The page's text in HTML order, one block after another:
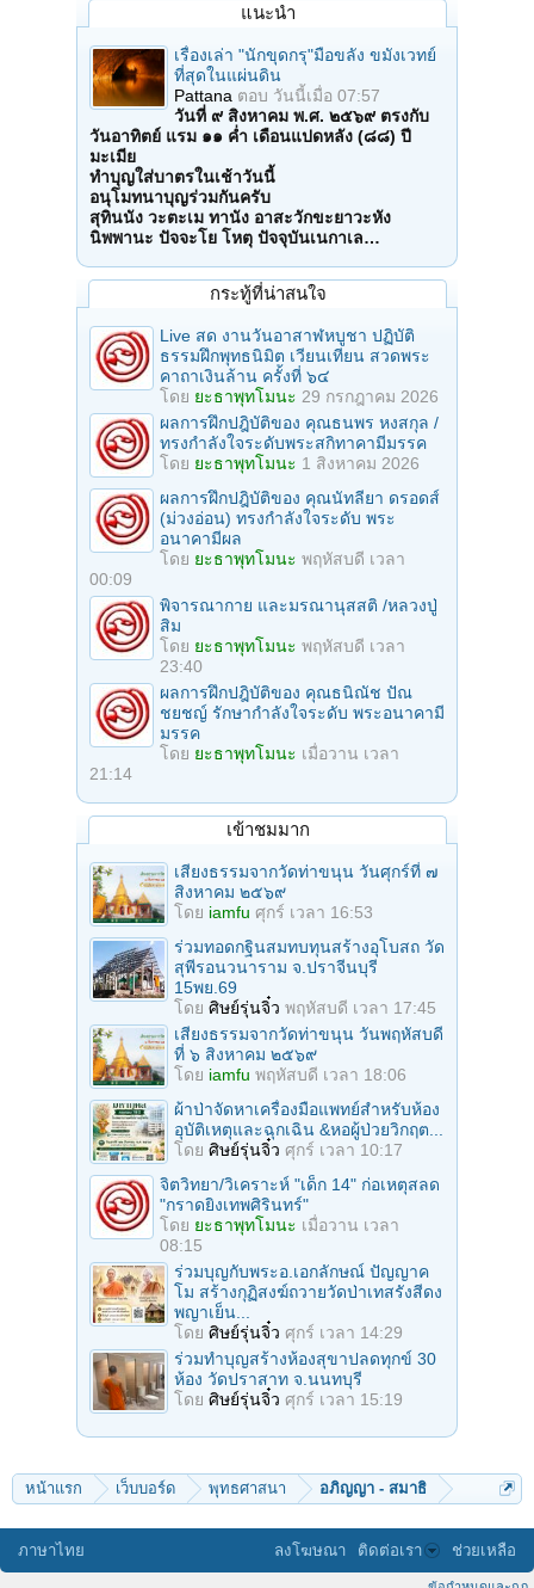
แนะนำ
เรื่องเล่า "นักขุดกรุ"มือขลัง ขมังเวทย์
ที่สุดในแผ่นดิน
Pattana ตอบ วันนี้เมื่อ 07:57
วันที่ ๙ สิงหาคม พ.ศ. ๒๕๖๙ ตรงกับ
วันอาทิตย์ แรม ๑๑ ค่ำ เดือนแปดหลัง (๘๘) ปี
มะเมีย
ทำบุญใส่บาตรในเช้าวันนี้
อนุโมทนาบุญร่วมกันครับ
สุทินนัง วะตะเม ทานัง อาสะวักขะยาวะหัง
นิพพานะ ปัจจะโย โหตุ ปัจจุบันเนกาเล…
กระทู้ที่น่าสนใจ
Live สด งานวันอาสาฬหบูชา ปฏิบัติ
ธรรมฝึกพุทธนิมิต เวียนเทียน สวดพระ
คาถาเงินล้าน ครั้งที่ ๖๔
โดย ยะธาพุทโมนะ 29 กรกฎาคม 2026
ผลการฝึกปฎิบัติของ คุณธนพร หงสกุล /
ทรงกำลังใจระดับพระสกิทาคามีมรรค
โดย ยะธาพุทโมนะ 1 สิงหาคม 2026
ผลการฝึกปฎิบัติของ คุณนัทลียา ดรอดส์
(ม่วงอ่อน) ทรงกำลังใจระดับ พระ
อนาคามีผล
โดย ยะธาพุทโมนะ พฤหัสบดี เวลา
00:09
พิจารณากาย และมรณานุสสติ /หลวงปู่
สิม
โดย ยะธาพุทโมนะ พฤหัสบดี เวลา
23:40
ผลการฝึกปฎิบัติของ คุณธนิณัช ปัณ
ชยชญ์ รักษากำลังใจระดับ พระอนาคามี
มรรค
โดย ยะธาพุทโมนะ เมื่อวาน เวลา
21:14
เข้าชมมาก
เสียงธรรมจากวัดท่าขนุน วันศุกร์ที่ ๗
สิงหาคม ๒๕๖๙
โดย iamfu ศุกร์ เวลา 16:53
ร่วมทอดกฐินสมทบทุนสร้างอุโบสถ วัด
สุพีรอนวนาราม จ.ปราจีนบุรี
15พย.69
โดย ศิษย์รุ่นจิ๋ว พฤหัสบดี เวลา 17:45
เสียงธรรมจากวัดท่าขนุน วันพฤหัสบดี
ที่ ๖ สิงหาคม ๒๕๖๙
โดย iamfu พฤหัสบดี เวลา 18:06
ผ้าป่าจัดหาเครื่องมือแพทย์สำหรับห้อง
อุบัติเหตุและฉุกเฉิน &หอผู้ป่วยวิกฤต...
โดย ศิษย์รุ่นจิ๋ว ศุกร์ เวลา 10:17
จิตวิทยา/วิเคราะห์ "เด็ก 14" ก่อเหตุสลด
"กราดยิงเทพศิรินทร์"
โดย ยะธาพุทโมนะ เมื่อวาน เวลา
08:15
ร่วมบุญกับพระอ.เอกลักษณ์ ปัญญาค
โม สร้างกุฏิสงฆ์ถวายวัดป่าเทสรังสีดง
พญาเย็น...
โดย ศิษย์รุ่นจิ๋ว ศุกร์ เวลา 14:29
ร่วมทําบุญสร้างห้องสุขาปลดทุกข์ 30
ห้อง วัดปราสาท จ.นนทบุรี
โดย ศิษย์รุ่นจิ๋ว ศุกร์ เวลา 15:19
หน้าแรก เว็บบอร์ด พุทธศาสนา อภิญญา - สมาธิ
ภาษาไทย ลงโฆษณา ติดต่อเรา ช่วยเหลือ